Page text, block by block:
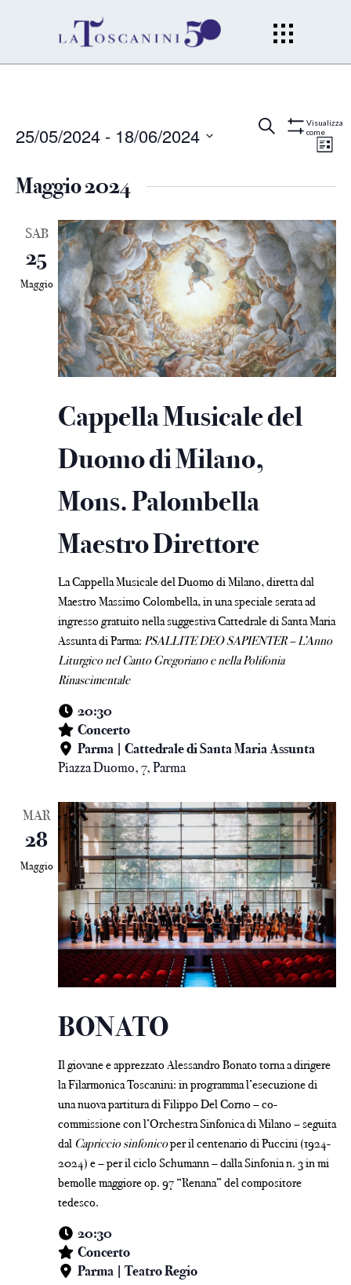
Eventi
e
viste
Cerca
Mostra
Visualizza
comeLista
25/05/2024 - 18/06/2024
la
data.
Maggio 2024
SAB
25
Maggio
Cappella Musicale del
Duomo di Milano,
Mons. Palombella
Maestro Direttore
La Cappella Musicale del Duomo di Milano, diretta dal
Maestro Massimo Colombella, in una speciale serata ad
ingresso gratuito nella suggestiva Cattedrale di Santa Maria
Assunta di Parma: PSALLITE DEO SAPIENTER – L’Anno
Liturgico nel Canto Gregoriano e nella Polifonia
Rinascimentale
20:30
Concerto
Parma | Cattedrale di Santa Maria Assunta
Piazza Duomo, 7, Parma
MAR
28
Maggio
BONATO
Il giovane e apprezzato Alessandro Bonato torna a dirigere
la Filarmonica Toscanini: in programma l’esecuzione di
una nuova partitura di Filippo Del Corno – co-
commissione con l’Orchestra Sinfonica di Milano – seguita
dal Capriccio sinfonicoper il centenario di Puccini (1924-
2024) e – per il ciclo Schumann – dalla Sinfonia n. 3 in mi
bemolle maggiore op. 97 “Renana” del compositore
tedesco.
20:30
Concerto
Parma | Teatro Regio